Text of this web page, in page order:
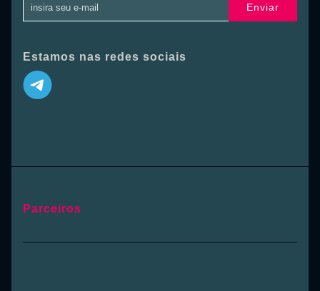
Enviar
Estamos nas redes sociais
Parceiros